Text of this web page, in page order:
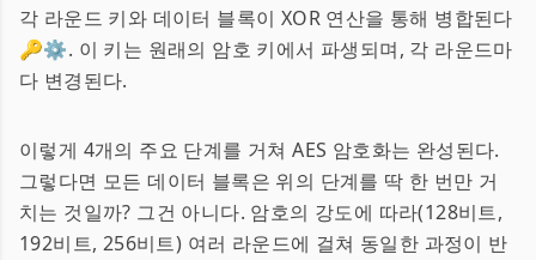
각 라운드 키와 데이터 블록이 XOR 연산을 통해 병합된다
🔑⚙️. 이 키는 원래의 암호 키에서 파생되며, 각 라운드마
다 변경된다.
이렇게 4개의 주요 단계를 거쳐 AES 암호화는 완성된다.
그렇다면 모든 데이터 블록은 위의 단계를 딱 한 번만 거
치는 것일까? 그건 아니다. 암호의 강도에 따라(128비트,
192비트, 256비트) 여러 라운드에 걸쳐 동일한 과정이 반